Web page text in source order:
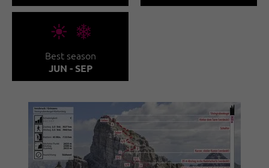
🞀🖈
Best season
JUN - SEP